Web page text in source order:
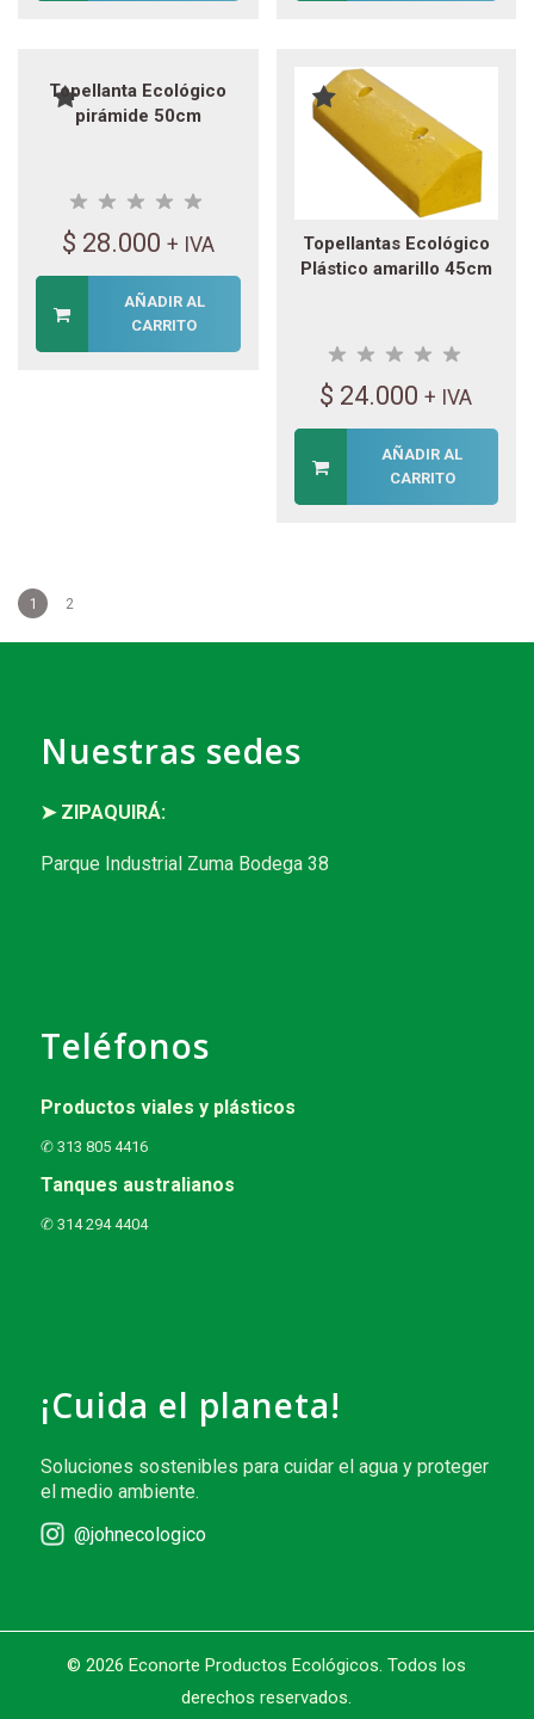
Topellanta Ecológico
pirámide 50cm
$ 28.000 + IVA
AÑADIR AL
CARRITO
Topellantas Ecológico
Plástico amarillo 45cm
$ 24.000 + IVA
AÑADIR AL
CARRITO
1 2
Nuestras sedes
➤ ZIPAQUIRÁ:
Parque Industrial Zuma Bodega 38
Teléfonos
Productos viales y plásticos
✆ 313 805 4416
Tanques australianos
✆ 314 294 4404
¡Cuida el planeta!
Soluciones sostenibles para cuidar el agua y proteger
el medio ambiente.
@johnecologico
© 2026 Econorte Productos Ecológicos. Todos los
derechos reservados.